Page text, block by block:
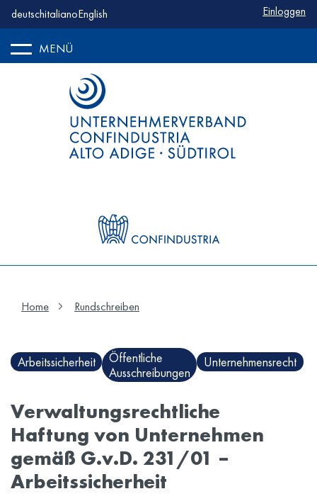
deutschitalianoEnglish Einloggen
MENÜ
Home Rundschreiben
Arbeitssicherheit
Öffentliche
Ausschreibungen
Unternehmensrecht
Verwaltungsrechtliche
Haftung von Unternehmen
gemäß G.v.D. 231/01 –
Arbeitssicherheit